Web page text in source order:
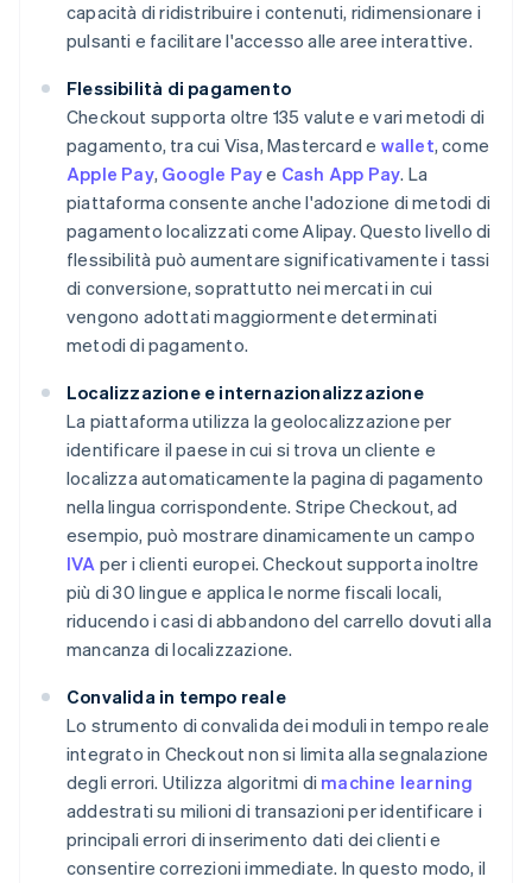
capacità di ridistribuire i contenuti, ridimensionare i
pulsanti e facilitare l'accesso alle aree interattive.
Flessibilità di pagamento
Checkout supporta oltre 135 valute e vari metodi di
pagamento, tra cui Visa, Mastercard e wallet, come
Apple Pay, Google Paye Cash App Pay. La
piattaforma consente anche l'adozione di metodi di
pagamento localizzati come Alipay. Questo livello di
flessibilità può aumentare significativamente i tassi
di conversione, soprattutto nei mercati in cui
vengono adottati maggiormente determinati
metodi di pagamento.
Localizzazione e internazionalizzazione
La piattaforma utilizza la geolocalizzazione per
identificare il paese in cui si trova un cliente e
localizza automaticamente la pagina di pagamento
nella lingua corrispondente. Stripe Checkout, ad
esempio, può mostrare dinamicamente un campo
IVA per i clienti europei. Checkout supporta inoltre
più di 30 lingue e applica le norme fiscali locali,
riducendo i casi di abbandono del carrello dovuti alla
mancanza di localizzazione.
Convalida in tempo reale
Lo strumento di convalida dei moduli in tempo reale
integrato in Checkout non si limita alla segnalazione
degli errori. Utilizza algoritmi di machine learning
addestrati su milioni di transazioni per identificare i
principali errori di inserimento dati dei clienti e
consentire correzioni immediate. In questo modo, il